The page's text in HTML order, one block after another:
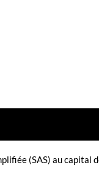
(SAS) au capital